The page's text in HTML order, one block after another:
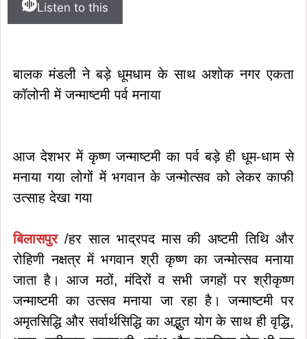
Listen to this
बालक मंडली ने बड़े धूमधाम के साथ अशोक नगर एकता
कॉलोनी में जन्माष्टमी पर्व मनाया
आज देशभर में कृष्ण जन्माष्टमी का पर्व बड़े ही धूम-धाम से
मनाया गया लोगों में भगवान के जन्मोत्सव को लेकर काफी
उत्साह देखा गया
बिलासपुर/हर साल भाद्रपद मास की अष्टमी तिथि और
रोहिणी नक्षत्र में भगवान श्री कृष्ण का जन्मोत्सव मनाया
जाता है। आज मठों, मंदिरों व सभी जगहों पर श्रीकृष्ण
जन्माष्टमी का उत्सव मनाया जा रहा है। जन्माष्टमी पर
अमृतसिद्धि और सर्वार्थसिद्धि का अद्भुत योग के साथ ही वृद्धि,